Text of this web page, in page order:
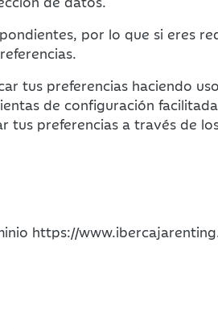
por lo que si eres
tus preferencias haciendo
de configuración
preferencias a través de
https://